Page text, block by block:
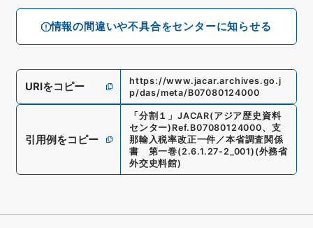
情報の間違いや不具合をセンターに知らせる
URIをコピー
https://www.jacar.archives.go.j
p/das/meta/B07080124000
引用例をコピー
「 分割１ 」 JACAR(アジア歴史資料
センター) Ref. B07080124000、 支
那輸入税率改正一件／本省調査関係
書 第一巻(2.6.1.27-2_001) (外務省
外交史料館)